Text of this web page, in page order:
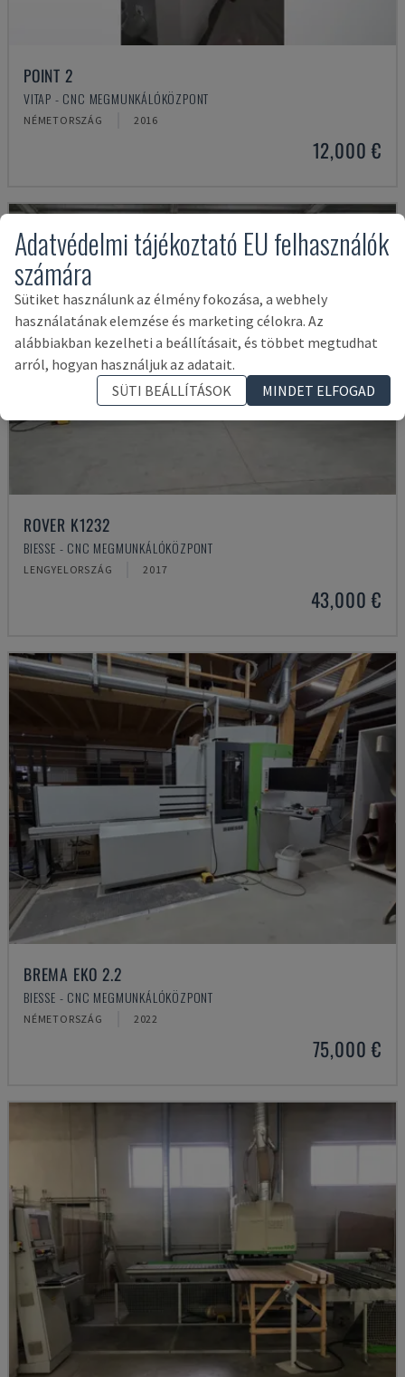
POINT 2
VITAP - CNC MEGMUNKÁLÓKÖZPONT
NÉMETORSZÁG 2016
12,000 €
ROVER K1232
BIESSE - CNC MEGMUNKÁLÓKÖZPONT
LENGYELORSZÁG 2017
43,000 €
BREMA EKO 2.2
BIESSE - CNC MEGMUNKÁLÓKÖZPONT
NÉMETORSZÁG 2022
75,000 €
Adatvédelmi tájékoztató EU felhasználók
számára
Sütiket használunk az élmény fokozása, a webhely
használatának elemzése és marketing célokra. Az
alábbiakban kezelheti a beállításait, és többet megtudhat
arról, hogyan használjuk az adatait.
SÜTI BEÁLLÍTÁSOK
MINDET ELFOGAD